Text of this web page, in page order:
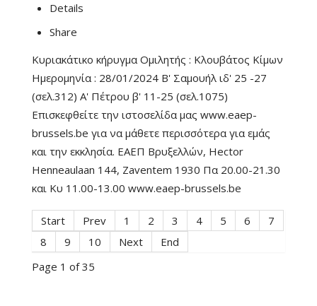
Details
Share
Κυριακάτικο κήρυγμα Ομιλητής : Κλουβάτος Κίμων
Ημερομηνία : 28/01/2024 Β' Σαμουήλ ιδ' 25 -27
(σελ.312) Α' Πέτρου β' 11-25 (σελ.1075)
Επισκεφθείτε την ιστοσελίδα μας www.eaep-
brussels.be για να μάθετε περισσότερα για εμάς
και την εκκλησία. ΕΑΕΠ Βρυξελλών, Hector
Henneaulaan 144, Zaventem 1930 Πα 20.00-21.30
και Κυ 11.00-13.00 www.eaep-brussels.be
Start Prev 1 2 3 4 5 6
7
8
9 10 Next
End
Page 1 of 35